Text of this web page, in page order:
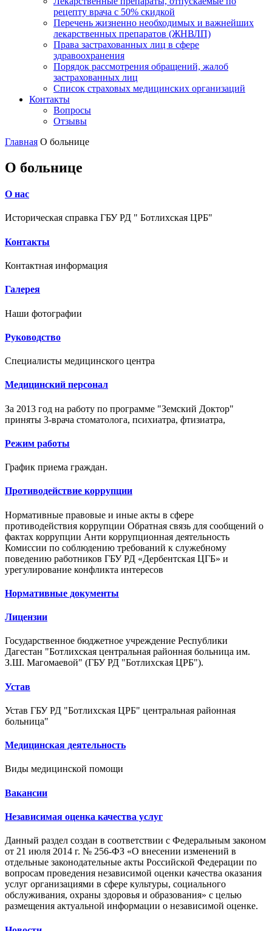
рецепту врача с 50% скидкой
Перечень жизненно необходимых и важнейших
лекарственных препаратов (ЖНВЛП)
Права застрахованных лиц в сфере
здравоохранения
Порядок рассмотрения обращений, жалоб
застрахованных лиц
Список страховых медицинских организаций
Контакты
Вопросы
Отзывы
Главная О больнице
О больнице
О нас
Историческая справка ГБУ РД " Ботлихская ЦРБ"
Контакты
Контактная информация
Галерея
Наши фотографии
Руководство
Специалисты медицинского центра
Медицинский персонал
За 2013 год на работу по программе "Земский Доктор"
приняты 3-врача стоматолога, психиатра, фтизиатра,
Режим работы
График приема граждан.
Противодействие коррупции
Нормативные правовые и иные акты в сфере
противодействия коррупции Обратная связь для сообщений о
фактах коррупции Анти коррупционная деятельность
Комиссии по соблюдению требований к служебному
поведению работников ГБУ РД «Дербентская ЦГБ» и
урегулирование конфликта интересов
Нормативные документы
Лицензии
Государственное бюджетное учреждение Республики
Дагестан "Ботлихская центральная районная больница им.
З.Ш. Магомаевой" (ГБУ РД "Ботлихская ЦРБ").
Устав
Устав ГБУ РД "Ботлихская ЦРБ" центральная районная
больница"
Медицинская деятельность
Виды медицинской помощи
Вакансии
Независимая оценка качества услуг
Данный раздел создан в соответствии с Федеральным законом
от 21 июля 2014 г. № 256-ФЗ «О внесении изменений в
отдельные законодательные акты Российской Федерации по
вопросам проведения независимой оценки качества оказания
услуг организациями в сфере культуры, социального
обслуживания, охраны здоровья и образования» с целью
размещения актуальной информации о независимой оценке.